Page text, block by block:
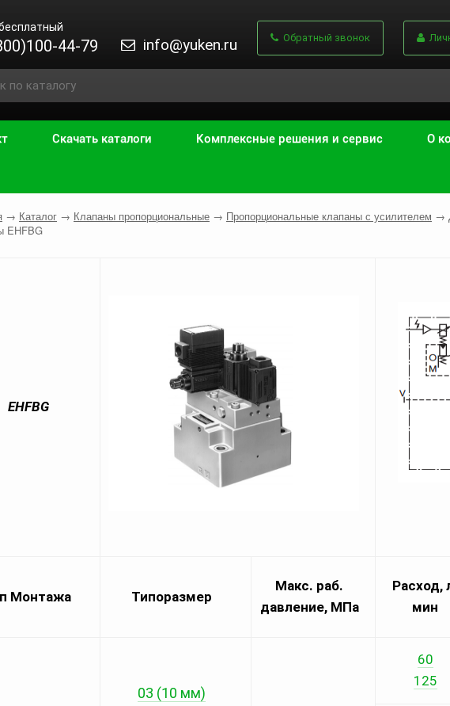
44-79 info@yuken.ru Обратный звонок
Скачать каталоги Комплексные решения и сервис О
→ Каталог → Клапаны пропорциональные → Пропорциональные клапаны с усилителем →
EHFBG
EHFBG
Монтажа Типоразмер
Макс. раб.
давление, МПа
Расход,
мин
03 (10 мм)
60
125